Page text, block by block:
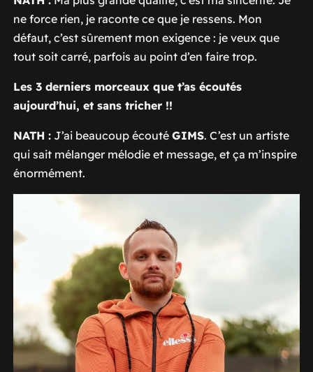
ne force rien, je raconte ce que je ressens. Mon
défaut, c’est sûrement mon exigence : je veux que
tout soit carré, parfois au point d’en faire trop.
Les 3 derniers morceaux que t’as écoutés
aujourd’hui, et sans tricher !!
NATH :J’ai beaucoup écouté GIMS. C’est un artiste
qui sait mélanger mélodie et message, et ça m’inspire
énormément.